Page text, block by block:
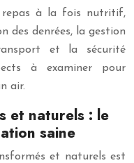
repas à la fois nutritif,
des denrées, la gestion
et la sécurité
à examiner pour
air.
et naturels : le
saine
et naturels est